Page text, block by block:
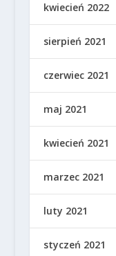
kwiecień 2022
sierpień 2021
czerwiec 2021
maj 2021
kwiecień 2021
marzec 2021
luty 2021
styczeń 2021